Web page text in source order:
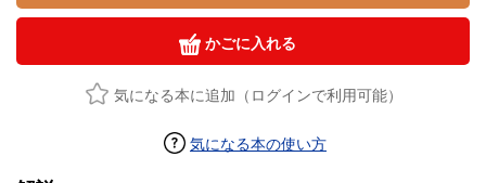
かごに入れる
気になる本に追加（ログインで利用可能）
気になる本の使い方